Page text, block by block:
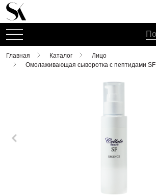
Главная Каталог
Лицо
Омолаживающая сыворотка с пептидами SF